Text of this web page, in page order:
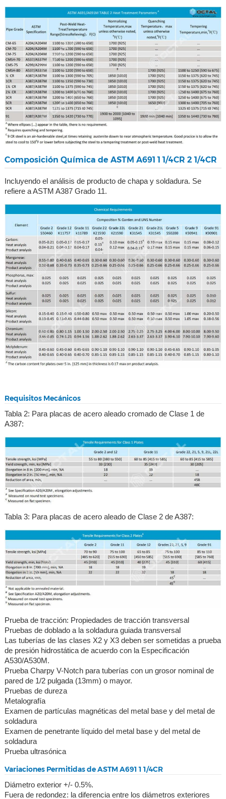
Composición Química de ASTM A691 1 1/4CR 2 1/4CR
Incluyendo el análisis de producto de chapa y soldadura. Se
refiere a ASTM A387 Grado 11.
Requisitos Mecánicos
Tabla 2: Para placas de acero aleado cromado de Clase 1 de
A387:
Tabla 3: Para placas de acero aleado de Clase 2 de A387:
Prueba de tracción: Propiedades de tracción transversal
Pruebas de doblado a la soldadura guiada transversal
Las tuberías de las clases X2 y X3 deben ser sometidas a prueba
de presión hidrostática de acuerdo con la Especificación
A530/A530M.
Prueba Charpy V-Notch para tuberías con un grosor nominal de
pared de 1/2 pulgada (13mm) o mayor.
Pruebas de dureza
Metalografía
Examen de partículas magnéticas del metal base y del metal de
soldadura
Examen de penetrante líquido del metal base y del metal de
soldadura
Prueba ultrasónica
Variaciones Permitidas de ASTM A691 1 1/4CR
Diámetro exterior +/- 0.5%.
Fuera de redondez: la diferencia entre los diámetros exteriores